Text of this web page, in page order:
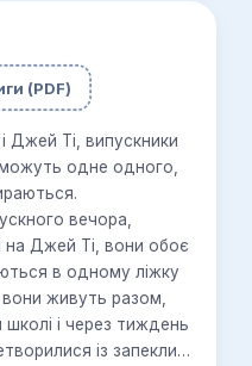
(PDF)
Джей Ті, випускники
одне одного,
вечора,
Джей Ті, вони обоє
в одному ліжку
живуть разом,
і через тиждень
із запеклих